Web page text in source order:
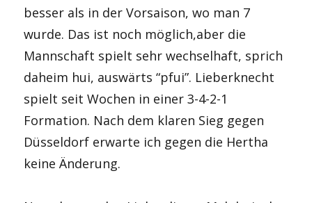
besser als in der Vorsaison, wo man 7
wurde. Das ist noch möglich,aber die
Mannschaft spielt sehr wechselhaft, sprich
daheim hui, auswärts “pfui”. Lieberknecht
spielt seit Wochen in einer 3-4-2-1
Formation. Nach dem klaren Sieg gegen
Düsseldorf erwarte ich gegen die Hertha
keine Änderung.